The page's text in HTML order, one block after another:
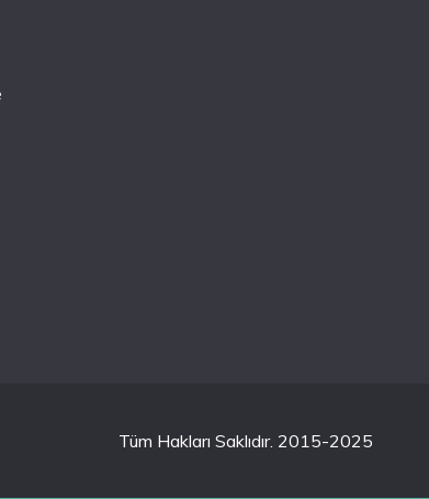
Tüm Hakları Saklıdır. 2015-2025